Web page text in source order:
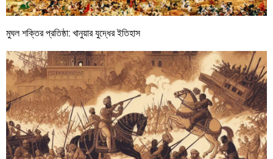
মুঘল শক্তির প্রতিষ্ঠা: খানুয়ার যুদ্ধের ইতিহাস